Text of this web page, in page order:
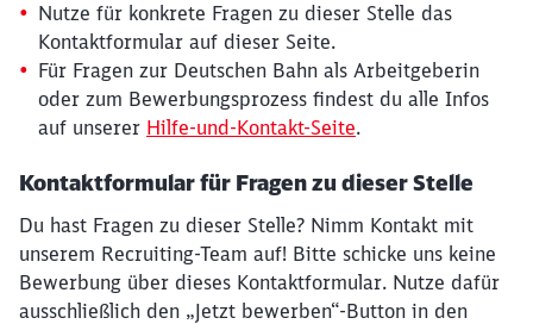
Nutze für konkrete Fragen zu dieser Stelle das
Kontaktformular auf dieser Seite.
Für Fragen zur Deutschen Bahn als Arbeitgeberin
oder zum Bewerbungsprozess findest du alle Infos
auf unserer Hilfe-und-Kontakt-Seite.
Kontaktformular für Fragen zu dieser Stelle
Du hast Fragen zu dieser Stelle? Nimm Kontakt mit
unserem Recruiting-Team auf! Bitte schicke uns keine
Bewerbung über dieses Kontaktformular. Nutze dafür
ausschließlich den „Jetzt bewerben“-Button in den